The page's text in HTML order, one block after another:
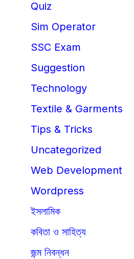
Quiz
Sim Operator
SSC Exam
Suggestion
Technology
Textile & Garments
Tips & Tricks
Uncategorized
Web Development
Wordpress
ইসলামিক
কবিতা ও সাহিত্য
জন্ম নিবন্ধন